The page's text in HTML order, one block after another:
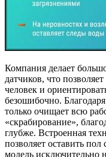
Компания делает
датчиков, что
человек и
безошибочно.
только очищает всю
«скрабирование»,
глубже. Встроенная
позволяет оставить
модель исключительно